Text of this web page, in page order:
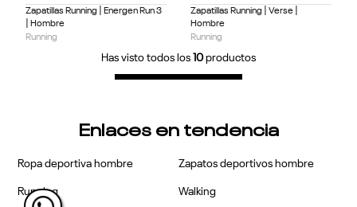
Zapatillas Running | Energen Run 3
| Hombre
Running
Zapatillas Running | Verse |
Hombre
Running
Has visto todos los 10productos
Enlaces en tendencia
Ropa deportiva hombre Zapatos deportivos hombre
Running Walking